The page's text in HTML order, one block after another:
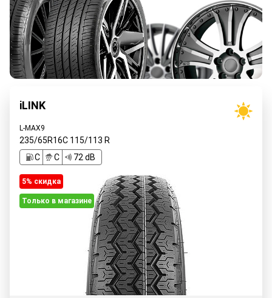
iLINK
L-MAX9
235/65R16C 115/113 R
C
C 72 dB
5% cкидка
Только в магазине